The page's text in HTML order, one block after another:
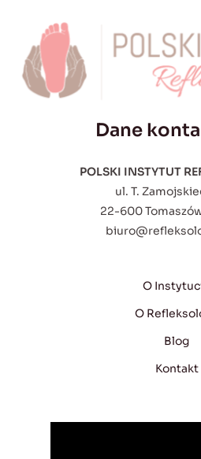
Dane
POLSKI INSTYTUT
ul. T.
22-600
O
O
Blog
Kontakt